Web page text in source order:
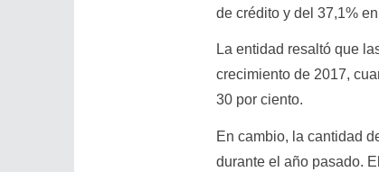
de crédito y del 37,1%
La entidad resaltó que
crecimiento de 2017,
30 por ciento.
En cambio, la cantidad
durante el año pasado.